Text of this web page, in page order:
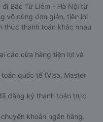
Bắc Từ Liêm - Hà Nội từ
vô cùng đơn giản, tiện lợi
thức thanh toán khác nhau
các cửa hàng tiện lợi và
quốc tế (Visa, Master
đăng ký thanh toán trực
khoản ngân hàng.